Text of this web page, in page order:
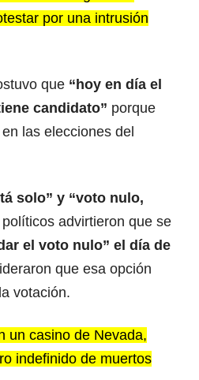
por una intrusión
que “hoy en día el
candidato” porque
las elecciones del
solo” y “voto nulo,
advirtieron que se
el voto nulo” el día de
que esa opción
votación.
un casino de Nevada,
indefinido de muertos